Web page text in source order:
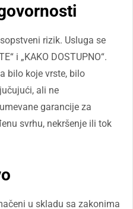
rizik. Usluga se
i „KAKO DOSTUPNO“.
bilo koje vrste, bilo
ali ne
garancije za
svrhu, nekršenje ili tok
u skladu sa zakonima